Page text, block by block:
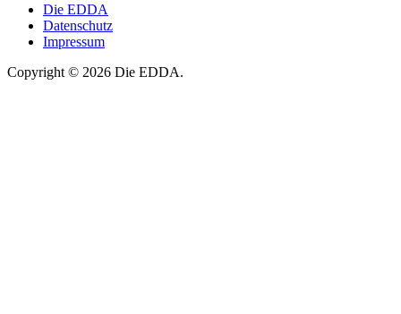
Die EDDA
Datenschutz
Impressum
Copyright © 2026 Die EDDA.